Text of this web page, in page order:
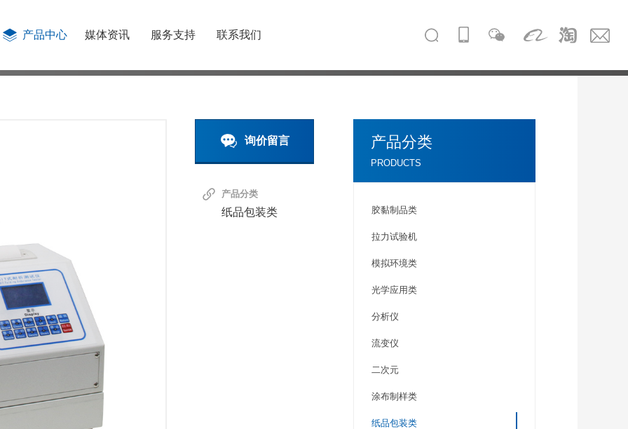
产品中心 媒体资讯 服务支持 联系我们
询价留言
产品分类
纸品包装类
产品分类
PRODUCTS
胶黏制品类
拉力试验机
模拟环境类
光学应用类
分析仪
流变仪
二次元
涂布制样类
纸品包装类